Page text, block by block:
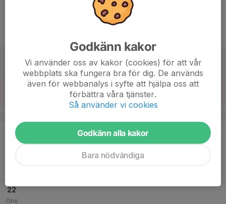
20
Mån
22
Ons
Godkänn kakor
Vi använder oss av kakor (cookies) för att vår
webbplats ska fungera bra för dig. De används
även för webbanalys i syfte att hjälpa oss att
förbättra våra tjänster.
Så använder vi cookies
Godkänn alla kakor
Bara nödvändiga